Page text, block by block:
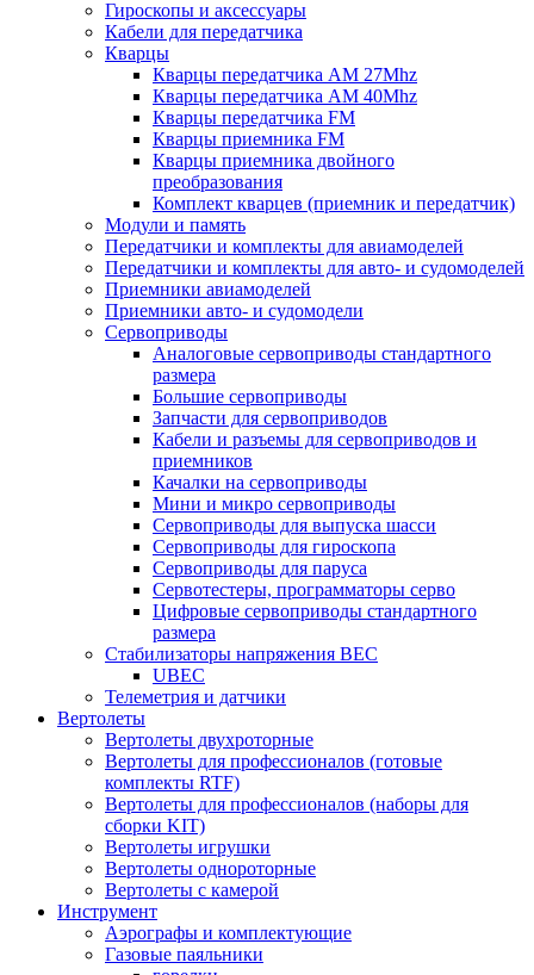
Гироскопы и аксессуары
Кабели для передатчика
Кварцы
Кварцы передатчика AM 27Mhz
Кварцы передатчика AM 40Mhz
Кварцы передатчика FM
Кварцы приемника FM
Кварцы приемника двойного
преобразования
Комплект кварцев (приемник и передатчик)
Модули и память
Передатчики и комплекты для авиамоделей
Передатчики и комплекты для авто- и судомоделей
Приемники авиамоделей
Приемники авто- и судомодели
Сервоприводы
Аналоговые сервоприводы стандартного
размера
Большие сервоприводы
Запчасти для сервоприводов
Кабели и разъемы для сервоприводов и
приемников
Качалки на сервоприводы
Мини и микро сервоприводы
Сервоприводы для выпуска шасси
Сервоприводы для гироскопа
Сервоприводы для паруса
Сервотестеры, программаторы серво
Цифровые сервоприводы стандартного
размера
Стабилизаторы напряжения BEC
UBEC
Телеметрия и датчики
Вертолеты
Вертолеты двухроторные
Вертолеты для профессионалов (готовые
комплекты RTF)
Вертолеты для профессионалов (наборы для
сборки KIT)
Вертолеты игрушки
Вертолеты однороторные
Вертолеты с камерой
Инструмент
Аэрографы и комплектующие
Газовые паяльники